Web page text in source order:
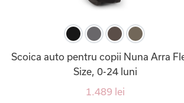
Scoica auto pentru copii Nuna Arra
Size, 0-24 luni
1.489 lei